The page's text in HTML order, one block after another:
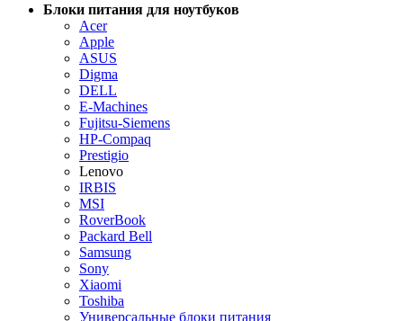
Блоки питания для ноутбуков
Acer
Apple
ASUS
Digma
DELL
E-Machines
Fujitsu-Siemens
HP-Compaq
Prestigio
Lenovo
IRBIS
MSI
RoverBook
Packard Bell
Samsung
Sony
Xiaomi
Toshiba
Универсальные блоки питания